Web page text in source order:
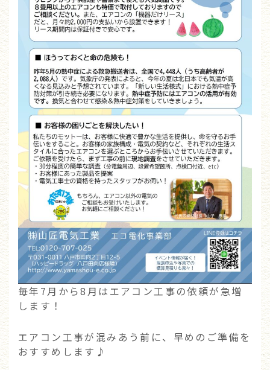
毎年7月から8月はエアコン工事の依頼が急増
します！
エアコン工事が混みあう前に、早めのご準備を
おすすめします♪